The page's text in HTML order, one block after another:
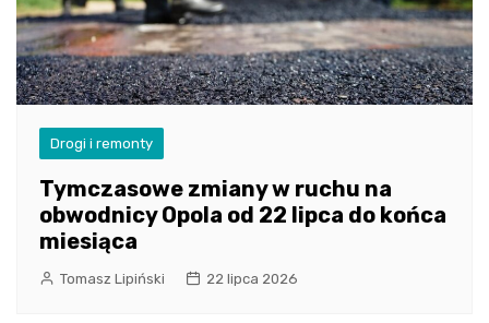
Drogi i remonty
Tymczasowe zmiany w ruchu na
obwodnicy Opola od 22 lipca do końca
miesiąca
Tomasz Lipiński 22 lipca 2026